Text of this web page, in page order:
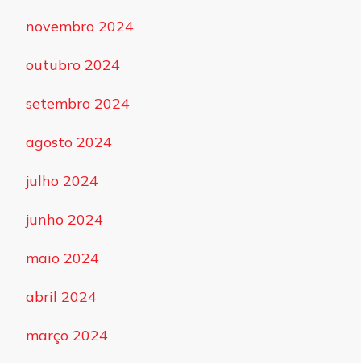
novembro 2024
outubro 2024
setembro 2024
agosto 2024
julho 2024
junho 2024
maio 2024
abril 2024
março 2024